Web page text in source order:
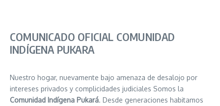
COMUNICADO OFICIAL COMUNIDAD
INDÍGENA PUKARA
Nuestro hogar, nuevamente bajo amenaza de desalojo por
intereses privados y complicidades judiciales Somos la
Comunidad Indígena Pukará. Desde generaciones habitamos